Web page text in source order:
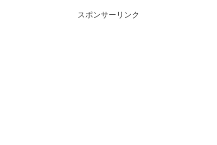
スポンサーリンク